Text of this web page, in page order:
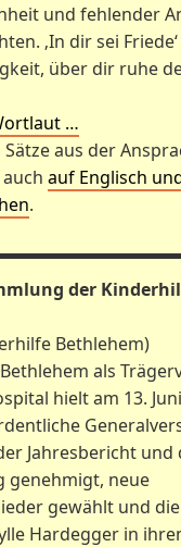
und fehlender
‚In dir sei
über dir ruhe
…
aus der
auf Englisch
.
der
Bethlehem)
als
hielt am 13.
Jahresbericht und
genehmigt, neue
gewählt und
Hardegger in